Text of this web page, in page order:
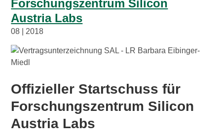
Forschungszentrum Silicon
Austria Labs
08 | 2018
Offizieller Startschuss für
Forschungszentrum Silicon
Austria Labs